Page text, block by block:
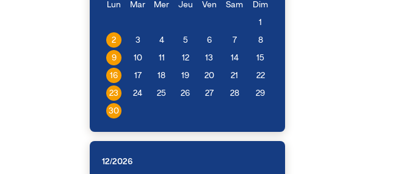
Lun
Mar Mer Jeu Ven Sam Dim
1
2 3 4 5 6 7 8
9 10 11 12 13 14 15
16 17 18 19 20 21 22
23 24 25 26 27 28 29
30
12/2026